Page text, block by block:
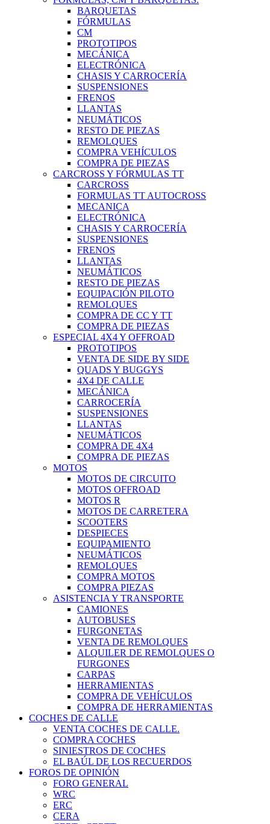
BARQUETAS
FÓRMULAS
CM
PROTOTIPOS
MECÁNICA
ELECTRÓNICA
CHASIS Y CARROCERÍA
SUSPENSIONES
FRENOS
LLANTAS
NEUMÁTICOS
RESTO DE PIEZAS
REMOLQUES
COMPRA VEHÍCULOS
COMPRA DE PIEZAS
CARCROSS Y FÓRMULAS TT
CARCROSS
FORMULAS TT AUTOCROSS
MECANICA
ELECTRÓNICA
CHASIS Y CARROCERÍA
SUSPENSIONES
FRENOS
LLANTAS
NEUMÁTICOS
RESTO DE PIEZAS
EQUIPACIÓN PILOTO
REMOLQUES
COMPRA DE CC Y TT
COMPRA DE PIEZAS
ESPECIAL 4X4 Y OFFROAD
PROTOTIPOS
VENTA DE SIDE BY SIDE
QUADS Y BUGGYS
4X4 DE CALLE
MECÁNICA
CARROCERÍA
SUSPENSIONES
LLANTAS
NEUMÁTICOS
COMPRA DE 4X4
COMPRA DE PIEZAS
MOTOS
MOTOS DE CIRCUITO
MOTOS OFFROAD
MOTOS R
MOTOS DE CARRETERA
SCOOTERS
DESPIECES
EQUIPAMIENTO
NEUMÁTICOS
REMOLQUES
COMPRA MOTOS
COMPRA PIEZAS
ASISTENCIA Y TRANSPORTE
CAMIONES
AUTOBUSES
FURGONETAS
VENTA DE REMOLQUES
ALQUILER DE REMOLQUES O
FURGONES
CARPAS
HERRAMIENTAS
COMPRA DE VEHÍCULOS
COMPRA DE HERRAMIENTAS
COCHES DE CALLE
VENTA COCHES DE CALLE.
COMPRA COCHES
SINIESTROS DE COCHES
EL BAÚL DE LOS RECUERDOS
FOROS DE OPINIÓN
FORO GENERAL
WRC
ERC
CERA